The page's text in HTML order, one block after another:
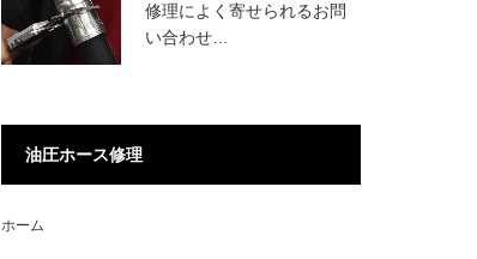
修理によく寄せられるお問
い合わせ…
油圧ホース修理
ホーム